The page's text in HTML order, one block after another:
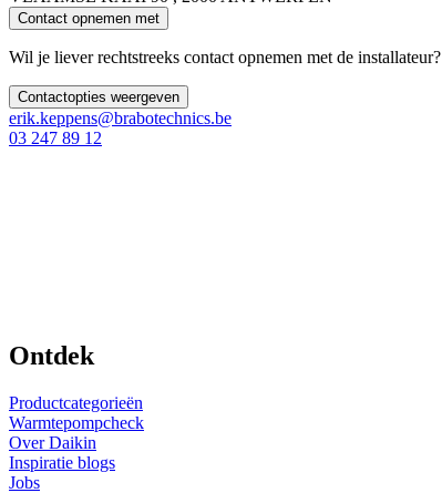
Contact opnemen met
Wil je liever rechtstreeks contact opnemen met de installateur?
Contactopties weergeven
erik.keppens@brabotechnics.be
03 247 89 12
Ontdek
Productcategorieën
Warmtepompcheck
Over Daikin
Inspiratie blogs
Jobs